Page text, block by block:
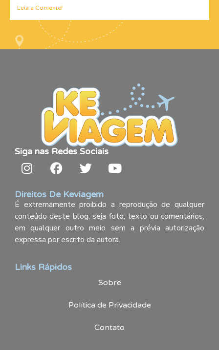
Leia e Comente!
Siga nas Redes Sociais
Direitos De Keviagem
É extremamente proibido a reprodução de qualquer
conteúdo deste blog, seja foto, texto ou comentários,
em qualquer outro meio sem a prévia autorização
expressa por escrito da autora.
Links Rápidos
Sobre
Política de Privacidade
Contato